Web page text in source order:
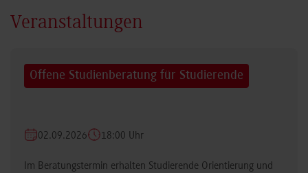
Veranstaltungen
Offene Studienberatung für Studierende
02.09.2026 18:00 Uhr
Im Beratungstermin erhalten Studierende Orientierung und